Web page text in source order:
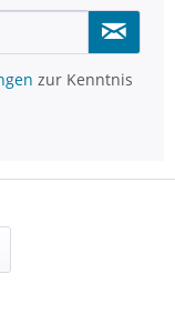
zur Kenntnis